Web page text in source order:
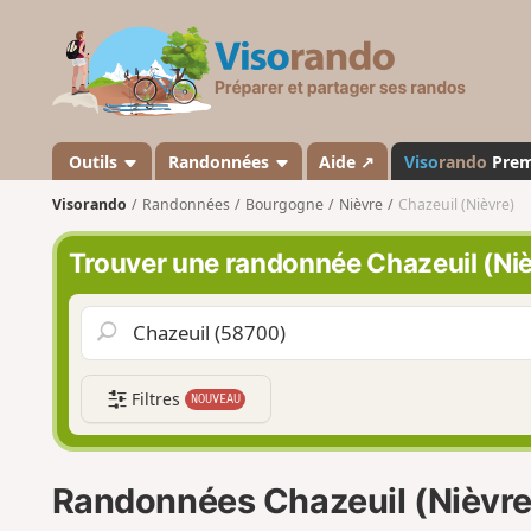
s
a
n
d
o
Outils Randonnées Aide ↗ Visorando
Visorando Randonnées Bourgogne Nièvre Chazeuil (Nièvre)
Trouver une randonnée Chazeuil
Filtres NOUVEAU
Randonnées Chazeuil